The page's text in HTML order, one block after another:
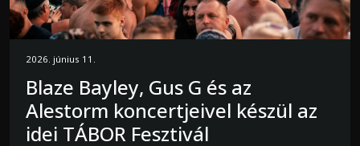
2026. június 11.
Blaze Bayley, Gus G és az
Alestorm koncertjeivel készül az
idei TÁBOR Fesztivál